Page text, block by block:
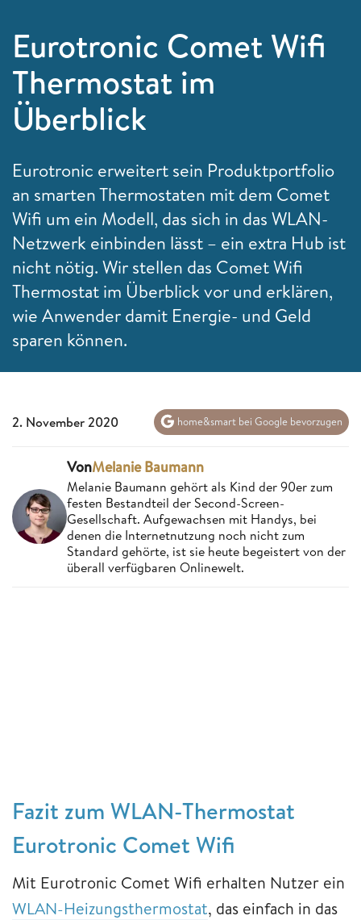
Eurotronic Comet Wifi
Thermostat im
Überblick
Eurotronic erweitert sein Produktportfolio
an smarten Thermostaten mit dem Comet
Wifi um ein Modell, das sich in das WLAN-
Netzwerk einbinden lässt – ein extra Hub ist
nicht nötig. Wir stellen das Comet Wifi
Thermostat im Überblick vor und erklären,
wie Anwender damit Energie- und Geld
sparen können.
2. November 2020 home&smart bei Google bevorzugen
VonMelanie Baumann
Melanie Baumann gehört als Kind der 90er zum
festen Bestandteil der Second-Screen-
Gesellschaft. Aufgewachsen mit Handys, bei
denen die Internetnutzung noch nicht zum
Standard gehörte, ist sie heute begeistert von der
überall verfügbaren Onlinewelt.
Fazit zum WLAN-Thermostat
Eurotronic Comet Wifi
Mit Eurotronic Comet Wifi erhalten Nutzer ein
WLAN-Heizungsthermostat, das einfach in das